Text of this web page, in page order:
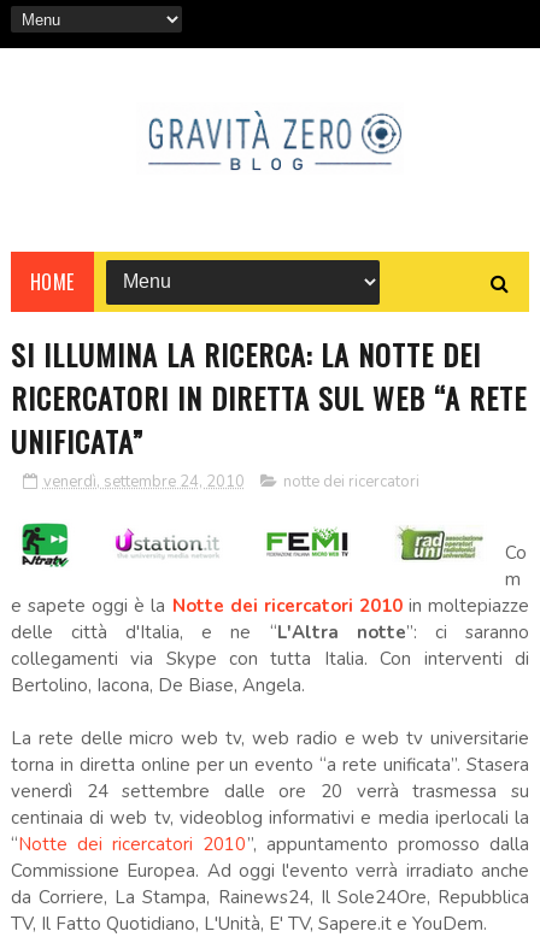
HOME
SI ILLUMINA LA RICERCA: LA NOTTE DEI
RICERCATORI IN DIRETTA SUL WEB “A RETE
UNIFICATA”
venerdì, settembre 24, 2010 notte dei ricercatori
Co
m
e sapete oggi è la Notte dei ricercatori 2010in moltepiazze
delle città d'Italia, e ne “L'Altra notte”: ci saranno
collegamenti via Skype con tutta Italia. Con interventi di
Bertolino, Iacona, De Biase, Angela.
La rete delle micro web tv, web radio e web tv universitarie
torna in diretta online per un evento “a rete unificata”. Stasera
venerdì 24 settembre dalle ore 20 verrà trasmessa su
centinaia di web tv, videoblog informativi e media iperlocali la
“Notte dei ricercatori 2010”, appuntamento promosso dalla
Commissione Europea. Ad oggi l'evento verrà irradiato anche
da Corriere, La Stampa, Rainews24, Il Sole24Ore, Repubblica
TV, Il Fatto Quotidiano, L'Unità, E' TV, Sapere.it e YouDem.